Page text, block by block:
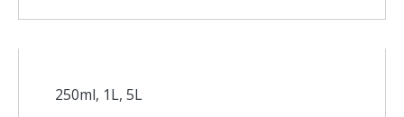
250ml, 1L, 5L